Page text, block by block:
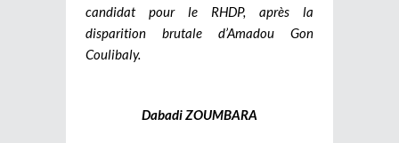
candidat pour le RHDP, après la
disparition brutale d’Amadou Gon
Coulibaly.
Dabadi ZOUMBARA